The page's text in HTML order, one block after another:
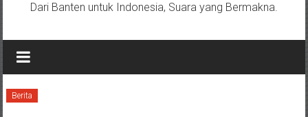
Dari Banten untuk Indonesia, Suara yang Bermakna.
Berita